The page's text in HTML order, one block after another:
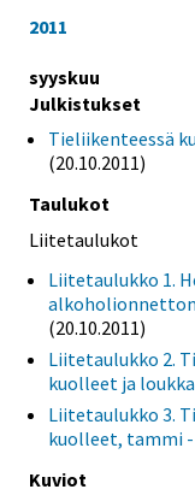
2011
syyskuu
Julkistukset
Tieliikenteessä
(20.10.2011)
Taulukot
Liitetaulukot
Liitetaulukko 1.
(20.10.2011)
Liitetaulukko 2.
kuolleet ja
Liitetaulukko 3.
kuolleet, tammi -
Kuviot